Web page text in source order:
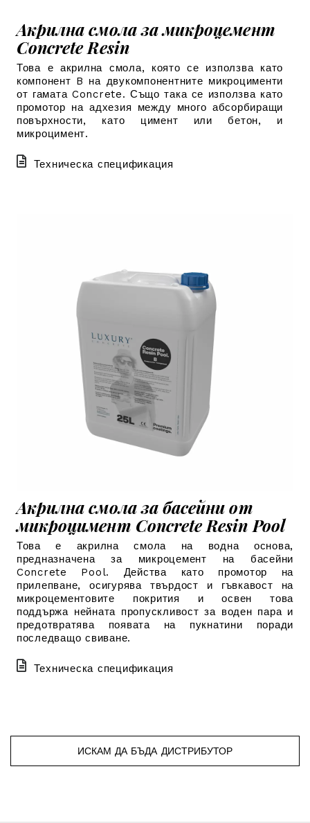
Акрилна смола за микроцемент
Concrete Resin
Това е акрилна смола, която се използва като
компонент B на двукомпонентните микроцименти
от гамата Concrete. Също така се използва като
промотор на адхезия между много абсорбиращи
повърхности, като цимент или бетон, и
микроцимент.
Техническа спецификация
Акрилна смола за басейни от
микроцимент Concrete Resin Pool
Това е акрилна смола на водна основа,
предназначена за микроцемент на басейни
Concrete Pool. Действа като промотор на
прилепване, осигурява твърдост и гъвкавост на
микроцементовите покрития и освен това
поддържа нейната пропускливост за воден пара и
предотвратява появата на пукнатини поради
последващо свиване.
Техническа спецификация
ИСКАМ ДА БЪДА ДИСТРИБУТОР